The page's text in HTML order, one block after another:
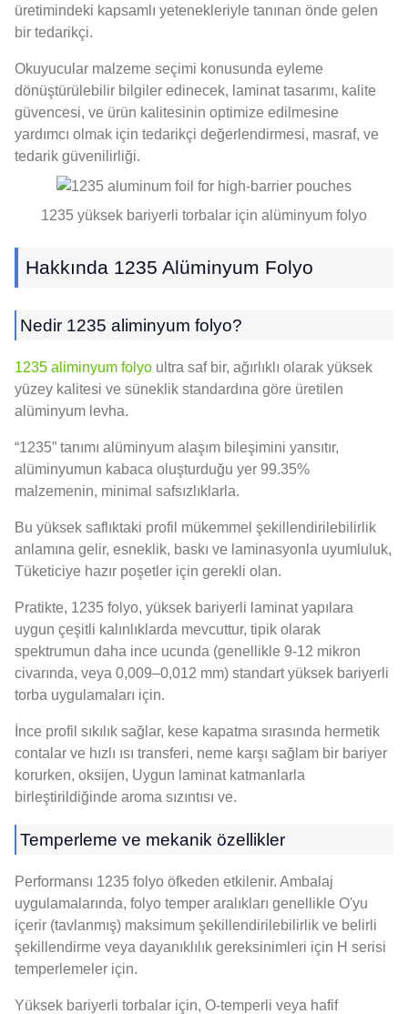
üretimindeki kapsamlı yetenekleriyle tanınan önde gelen
bir tedarikçi.
Okuyucular malzeme seçimi konusunda eyleme
dönüştürülebilir bilgiler edinecek, laminat tasarımı, kalite
güvencesi, ve ürün kalitesinin optimize edilmesine
yardımcı olmak için tedarikçi değerlendirmesi, masraf, ve
tedarik güvenilirliği.
1235 yüksek bariyerli torbalar için alüminyum folyo
Hakkında 1235 Alüminyum Folyo
Nedir 1235 aliminyum folyo?
1235 aliminyum folyo ultra saf bir, ağırlıklı olarak yüksek
yüzey kalitesi ve süneklik standardına göre üretilen
alüminyum levha.
“1235” tanımı alüminyum alaşım bileşimini yansıtır,
alüminyumun kabaca oluşturduğu yer 99.35%
malzemenin, minimal safsızlıklarla.
Bu yüksek saflıktaki profil mükemmel şekillendirilebilirlik
anlamına gelir, esneklik, baskı ve laminasyonla uyumluluk,
Tüketiciye hazır poşetler için gerekli olan.
Pratikte, 1235 folyo, yüksek bariyerli laminat yapılara
uygun çeşitli kalınlıklarda mevcuttur, tipik olarak
spektrumun daha ince ucunda (genellikle 9-12 mikron
civarında, veya 0,009–0,012 mm) standart yüksek bariyerli
torba uygulamaları için.
İnce profil sıkılık sağlar, kese kapatma sırasında hermetik
contalar ve hızlı ısı transferi, neme karşı sağlam bir bariyer
korurken, oksijen, Uygun laminat katmanlarla
birleştirildiğinde aroma sızıntısı ve.
Temperleme ve mekanik özellikler
Performansı 1235 folyo öfkeden etkilenir. Ambalaj
uygulamalarında, folyo temper aralıkları genellikle O'yu
içerir (tavlanmış) maksimum şekillendirilebilirlik ve belirli
şekillendirme veya dayanıklılık gereksinimleri için H serisi
temperlemeler için.
Yüksek bariyerli torbalar için, O-temperli veya hafif